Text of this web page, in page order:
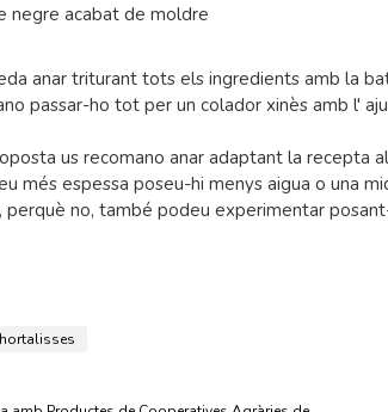
negre acabat de moldre
anar triturant tots els ingredients amb la
passar-ho tot per un colador xinès amb l'
us recomano anar adaptant la recepta
més espessa poseu-hi menys aigua o una
perquè no, també podeu experimentar
hortalisses